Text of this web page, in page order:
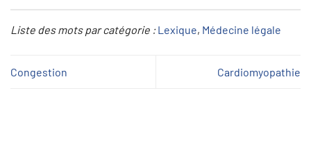
Liste des mots par catégorie : Lexique, Médecine légale
Congestion Cardiomyopathie